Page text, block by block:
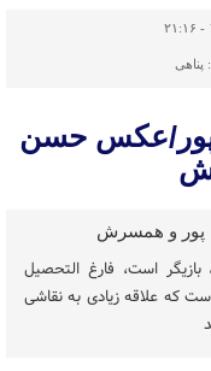
پناهی
پور/عکس حسن
۱۶ آذر ۱۳۶۳ در تهران، بازیگر است، فارغ التحصیل
که علاقه زیادی به نقاشی